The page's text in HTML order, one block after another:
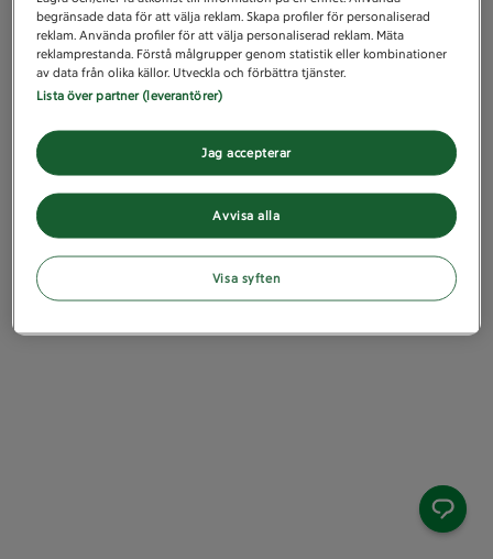
begränsade data för att välja reklam. Skapa profiler för personaliserad
reklam. Använda profiler för att välja personaliserad reklam. Mäta
reklamprestanda. Förstå målgrupper genom statistik eller kombinationer
av data från olika källor. Utveckla och förbättra tjänster.
Lista över partner (leverantörer)
Avvisa alla
Jag accepterar
Visa syften